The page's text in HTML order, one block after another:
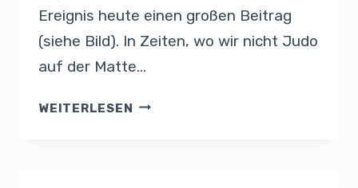
Ereignis heute einen großen Beitrag
(siehe Bild). In Zeiten, wo wir nicht Judo
auf der Matte…
WEITERLESEN